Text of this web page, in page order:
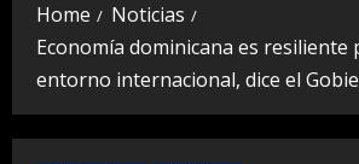
Home
Noticias
Economía dominicana es resiliente
entorno internacional, dice el